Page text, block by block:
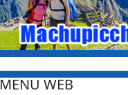
MENU WEB